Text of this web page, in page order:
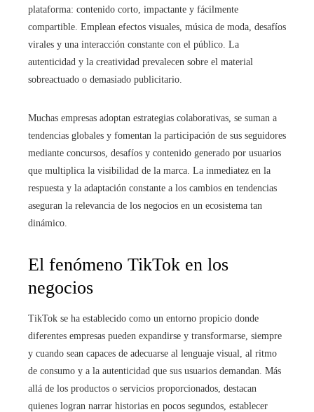
plataforma: contenido corto, impactante y fácilmente
compartible. Emplean efectos visuales, música de moda, desafíos
virales y una interacción constante con el público. La
autenticidad y la creatividad prevalecen sobre el material
sobreactuado o demasiado publicitario.
Muchas empresas adoptan estrategias colaborativas, se suman a
tendencias globales y fomentan la participación de sus seguidores
mediante concursos, desafíos y contenido generado por usuarios
que multiplica la visibilidad de la marca. La inmediatez en la
respuesta y la adaptación constante a los cambios en tendencias
aseguran la relevancia de los negocios en un ecosistema tan
dinámico.
El fenómeno TikTok en los
negocios
TikTok se ha establecido como un entorno propicio donde
diferentes empresas pueden expandirse y transformarse, siempre
y cuando sean capaces de adecuarse al lenguaje visual, al ritmo
de consumo y a la autenticidad que sus usuarios demandan. Más
allá de los productos o servicios proporcionados, destacan
quienes logran narrar historias en pocos segundos, establecer